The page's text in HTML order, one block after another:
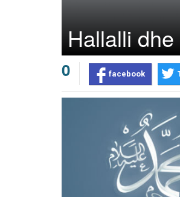
Hallalli
0 facebook
PrevNext